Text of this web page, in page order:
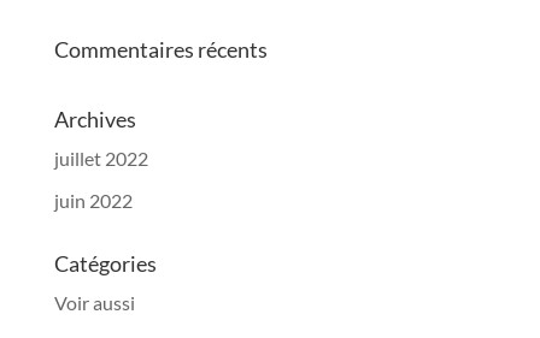
Commentaires récents
Archives
juillet 2022
juin 2022
Catégories
Voir aussi